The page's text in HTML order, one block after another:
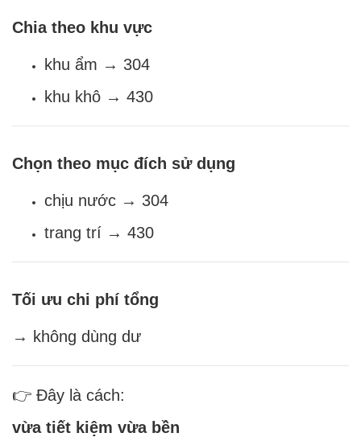
Chia theo khu vực
khu ẩm → 304
khu khô → 430
Chọn theo mục đích sử dụng
chịu nước → 304
trang trí → 430
Tối ưu chi phí tổng
→ không dùng dư
👉 Đây là cách:
vừa tiết kiệm vừa bền